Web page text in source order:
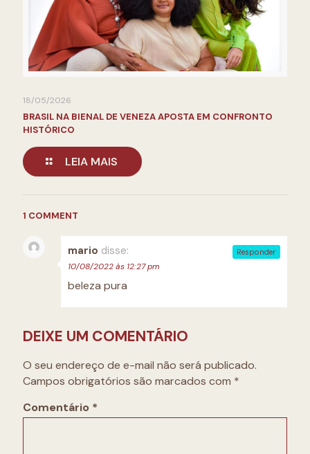
18/05/2026
BRASIL NA BIENAL DE VENEZA APOSTA EM CONFRONTO
HISTÓRICO
LEIA MAIS
1 COMMENT
mario disse:
10/08/2022 às 12:27 pm
beleza pura
Responder
DEIXE UM COMENTÁRIO
O seu endereço de e-mail não será publicado.
Campos obrigatórios são marcados com *
Comentário *